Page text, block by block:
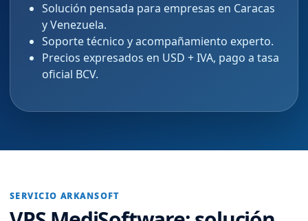
Solución pensada para empresas en Caracas
y Venezuela.
Soporte técnico y acompañamiento experto.
Precios expresados en USD + IVA, pago a tasa
oficial BCV.
SERVICIO ARKANSOFT